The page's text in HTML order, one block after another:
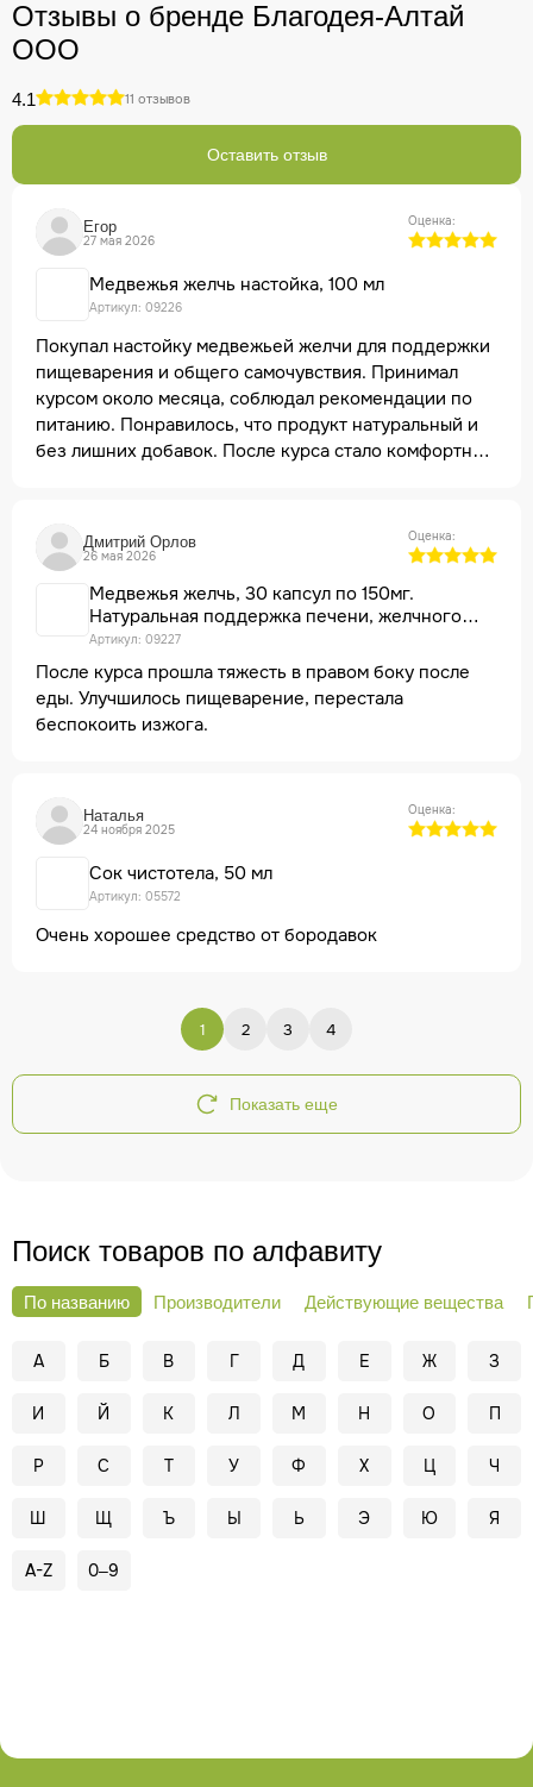
Отзывы о бренде Благодея-Алтай
ООО
Егор
27 мая 2026
Оценка:
Медвежья желчь настойка, 100 мл
Артикул: 09226
Покупал настойку медвежьей желчи для поддержки
пищеварения и общего самочувствия. Принимал
курсом около месяца, соблюдал рекомендации по
питанию. Понравилось, что продукт натуральный и
без лишних добавок. После курса стало комфортнее
надолго. Запах и вкус специфические, но для
натурального продукта это ожидаемо.
Дмитрий Орлов
26 мая 2026
Оценка:
Медвежья желчь, 30 капсул по 150мг.
Натуральная поддержка печени, желчного
пузыря и пищеварения
Артикул: 09227
После курса прошла тяжесть в правом боку после
еды. Улучшилось пищеварение, перестала
беспокоить изжога.
Наталья
24 ноября 2025
Оценка:
Сок чистотела, 50 мл
Артикул: 05572
Очень хорошее средство от бородавок
1 2 3 4
Показать еще
4.1 11 отзывов
Оставить отзыв
Поиск товаров по алфавиту
По названию Производители Действующие вещества
А Б В Г Д Е Ж З
И Й К Л М Н О П
Р С Т У Ф Х Ц Ч
Ш Щ Ъ Ы Ь Э Ю Я
A-Z 0–9